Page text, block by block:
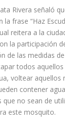
Rivera señaló
la frase “Haz
reitera a la
la participación
de las medidas
todos
voltear aquellos
contener
no sean de
este mosquito.